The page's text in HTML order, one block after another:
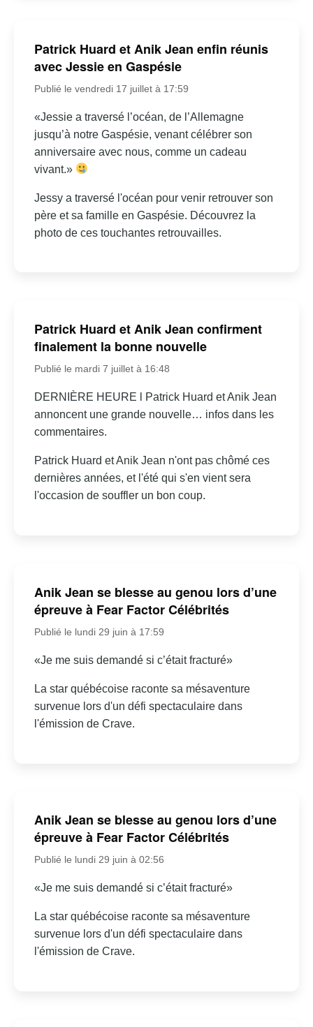
Patrick Huard et Anik Jean enfin réunis
avec Jessie en Gaspésie
Publié le vendredi 17 juillet à 17:59
«Jessie a traversé l’océan, de l’Allemagne
jusqu’à notre Gaspésie, venant célébrer son
anniversaire avec nous, comme un cadeau
vivant.»
Jessy a traversé l'océan pour venir retrouver son
père et sa famille en Gaspésie. Découvrez la
photo de ces touchantes retrouvailles.
Patrick Huard et Anik Jean confirment
finalement la bonne nouvelle
Publié le mardi 7 juillet à 16:48
DERNIÈRE HEURE l Patrick Huard et Anik Jean
annoncent une grande nouvelle… infos dans les
commentaires.
Patrick Huard et Anik Jean n'ont pas chômé ces
dernières années, et l'été qui s'en vient sera
l'occasion de souffler un bon coup.
Anik Jean se blesse au genou lors d’une
épreuve à Fear Factor Célébrités
Publié le lundi 29 juin à 17:59
«Je me suis demandé si c’était fracturé»
La star québécoise raconte sa mésaventure
survenue lors d'un défi spectaculaire dans
l'émission de Crave.
Anik Jean se blesse au genou lors d’une
épreuve à Fear Factor Célébrités
Publié le lundi 29 juin à 02:56
«Je me suis demandé si c’était fracturé»
La star québécoise raconte sa mésaventure
survenue lors d'un défi spectaculaire dans
l'émission de Crave.